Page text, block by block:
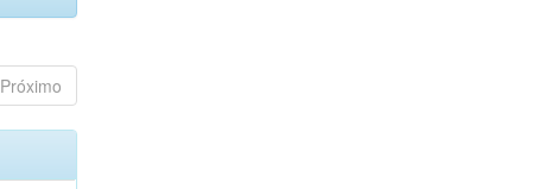
Próximo